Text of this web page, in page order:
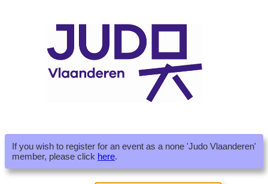
If you wish to register for an event as a none 'Judo Vlaanderen'
member, please click here.